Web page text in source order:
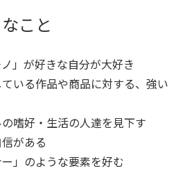
こと
ノ」が好きな自分が大好き
いる作品や商品に対する、強い
嗜好・生活の人達を見下す
がある
ー」のような要素を好む